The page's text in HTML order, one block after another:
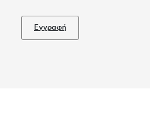
Εγγραφή